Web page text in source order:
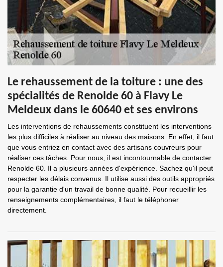
Le rehaussement de la toiture : une des
spécialités de Renolde 60 à Flavy Le
Meldeux dans le 60640 et ses environs
Les interventions de rehaussements constituent les interventions
les plus difficiles à réaliser au niveau des maisons. En effet, il faut
que vous entriez en contact avec des artisans couvreurs pour
réaliser ces tâches. Pour nous, il est incontournable de contacter
Renolde 60. Il a plusieurs années d'expérience. Sachez qu'il peut
respecter les délais convenus. Il utilise aussi des outils appropriés
pour la garantie d'un travail de bonne qualité. Pour recueillir les
renseignements complémentaires, il faut le téléphoner
directement.